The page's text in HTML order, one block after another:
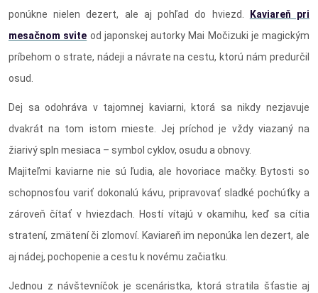
ponúkne nielen dezert, ale aj pohľad do hviezd.
Kaviareň pri
mesačnom svite od japonskej autorky Mai Močizuki je magickým
príbehom o strate, nádeji a návrate na cestu, ktorú nám predurčil
osud.
Dej sa odohráva v tajomnej kaviarni, ktorá sa nikdy nezjavuje
dvakrát na tom istom mieste. Jej príchod je vždy viazaný na
žiarivý spln mesiaca – symbol cyklov, osudu a obnovy.
Majiteľmi kaviarne nie sú ľudia, ale hovoriace mačky. Bytosti so
schopnosťou variť dokonalú kávu, pripravovať sladké pochúťky a
zároveň čítať v hviezdach. Hostí vítajú v okamihu, keď sa cítia
stratení, zmätení či zlomoví. Kaviareň im neponúka len dezert, ale
aj nádej, pochopenie a cestu k novému začiatku.
Jednou z návštevníčok je scenáristka, ktorá stratila šťastie aj